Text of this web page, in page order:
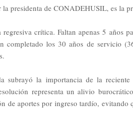
presidenta de CONADEHUSIL, es la
crítica. Faltan apenas 5 años
completado los 30 años de servicio
subrayó la importancia de la
representa un alivio
de aportes por ingreso tardío, evitando